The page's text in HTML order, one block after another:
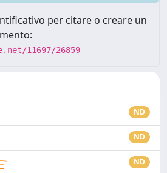
per citare o creare un
11697/26859
ND
ND
ND